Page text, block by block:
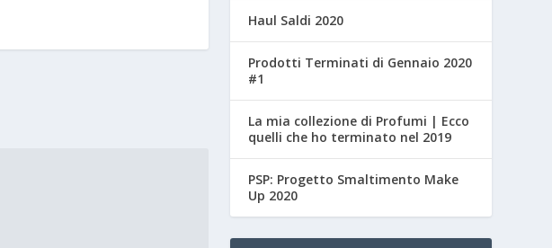
Haul Saldi 2020
Prodotti Terminati di Gennaio 2020
#1
La mia collezione di Profumi | Ecco
quelli che ho terminato nel 2019
PSP: Progetto Smaltimento Make
Up 2020